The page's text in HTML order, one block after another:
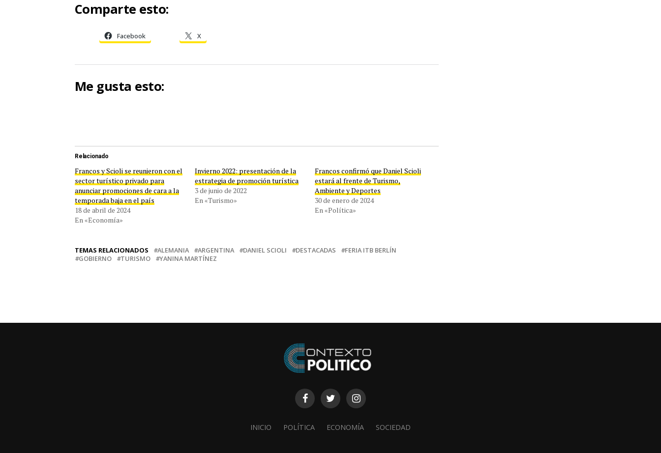
Comparte esto:
Facebook X
Me gusta esto:
Relacionado
Francos y Scioli se reunieron con el
sector turístico privado para
anunciar promociones de cara a la
temporada baja en el país
18 de abril de 2024
En «Economía»
Invierno 2022: presentación de la
estrategia de promoción turística
3 de junio de 2022
En «Turismo»
Francos confirmó que Daniel Scioli
estará al frente de Turismo,
Ambiente y Deportes
30 de enero de 2024
En «Política»
TEMAS RELACIONADOS ALEMANIA ARGENTINA DANIEL SCIOLI DESTACADAS
FERIA ITB BERLÍN
GOBIERNO
TURISMO YANINA MARTÍNEZ
INICIO POLÍTICA ECONOMÍA SOCIEDAD